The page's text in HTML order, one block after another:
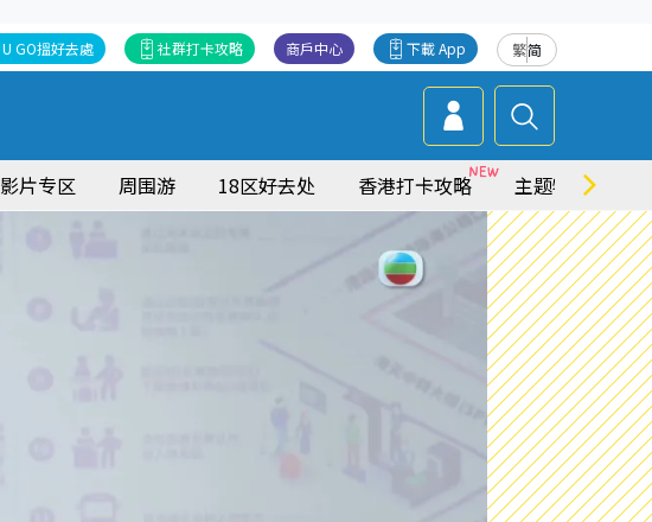
繁简
下載 App
商戶中心
社群打卡攻略
U GO搵好去處
影片专区 周围游 18区好去处 香港打卡攻略 主题特集